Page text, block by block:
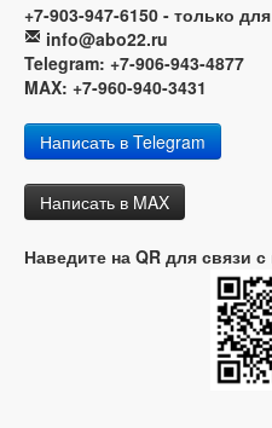
+7-903-947-6150 - только
info@abo22.ru
Telegram: +7-906-943-4877
MAX: +7-960-940-3431
Написать в Telegram
Написать в MAX
Наведите на QR для связи